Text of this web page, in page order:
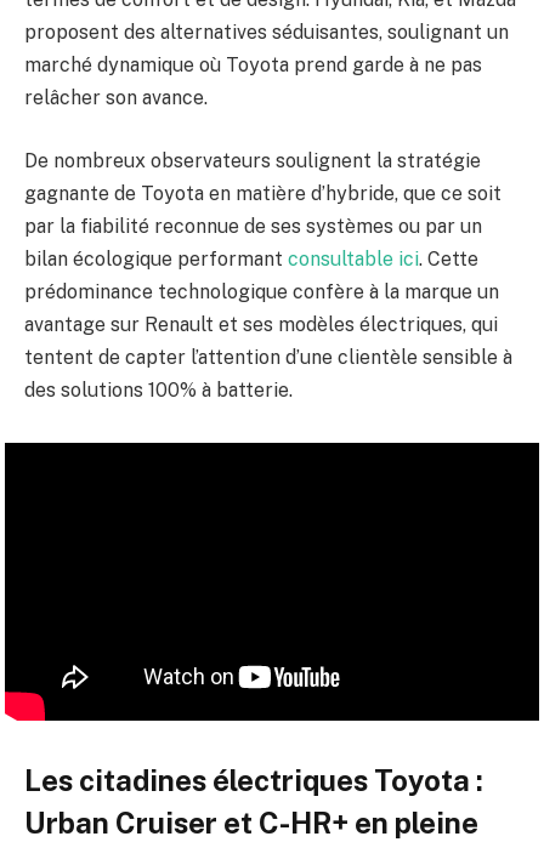
proposent des alternatives séduisantes, soulignant un
marché dynamique où Toyota prend garde à ne pas
relâcher son avance.
De nombreux observateurs soulignent la stratégie
gagnante de Toyota en matière d’hybride, que ce soit
par la fiabilité reconnue de ses systèmes ou par un
bilan écologique performant consultable ici. Cette
prédominance technologique confère à la marque un
avantage sur Renault et ses modèles électriques, qui
tentent de capter l’attention d’une clientèle sensible à
des solutions 100% à batterie.
Les citadines électriques Toyota :
Urban Cruiser et C-HR+ en pleine